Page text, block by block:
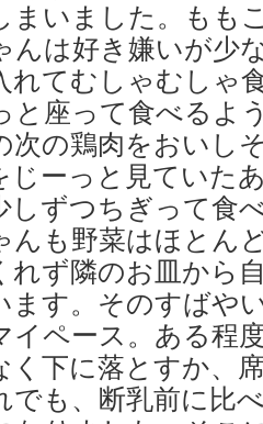
まいました。もも
んは好き嫌いが少
れてむしゃむしゃ
と座って食べるよ
次の鶏肉をおいし
じーっと見ていた
しずつちぎって食
んも野菜はほとん
れず隣のお皿から
ます。そのすばや
イペース。ある程
く下に落とすか、
でも、断乳前に比